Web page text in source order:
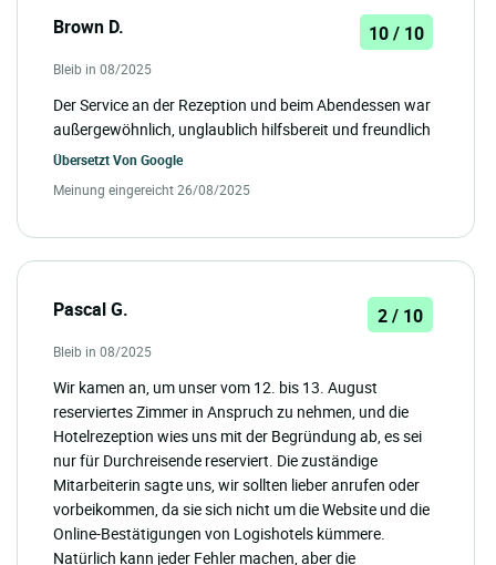
Brown D. 10 / 10
Bleib in 08/2025
Der Service an der Rezeption und beim Abendessen war
außergewöhnlich, unglaublich hilfsbereit und freundlich
Übersetzt Von Google
Meinung eingereicht 26/08/2025
Pascal G. 2 / 10
Bleib in 08/2025
Wir kamen an, um unser vom 12. bis 13. August
reserviertes Zimmer in Anspruch zu nehmen, und die
Hotelrezeption wies uns mit der Begründung ab, es sei
nur für Durchreisende reserviert. Die zuständige
Mitarbeiterin sagte uns, wir sollten lieber anrufen oder
vorbeikommen, da sie sich nicht um die Website und die
Online-Bestätigungen von Logishotels kümmere.
Natürlich kann jeder Fehler machen, aber die